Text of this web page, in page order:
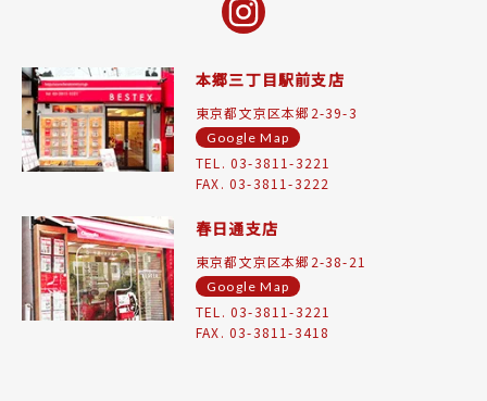
本郷三丁目駅前支店
東京都文京区本郷2-39-3
Google Map
TEL. 03-3811-3221
FAX. 03-3811-3222
春日通支店
東京都文京区本郷2-38-21
Google Map
TEL. 03-3811-3221
FAX. 03-3811-3418